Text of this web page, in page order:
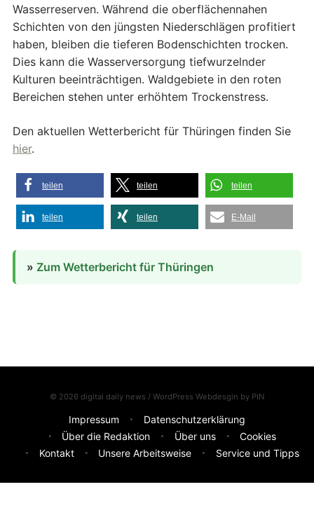
Wasserreserven. Während die oberflächennahen
Schichten von den jüngsten Niederschlägen profitiert
haben, bleiben die tieferen Bodenschichten trocken.
Dies kann die Wasserversorgung tiefwurzelnder
Kulturen beeinträchtigen. Waldgebiete in den roten
Bereichen stehen unter erhöhtem Trockenstress.
Den aktuellen Wetterbericht für Thüringen finden Sie
hier.
teilen teilen teilen
teilen teilen E-Mail
» Zum Wetterbericht für Thüringen
© 2026 digital daily news / WordPress Webdesgin by PIN
Impressum
Datenschutzerklärung
Über die Redaktion
Über uns
Cookies
Kontakt
Unsere Arbeitsweise Service und Tipps